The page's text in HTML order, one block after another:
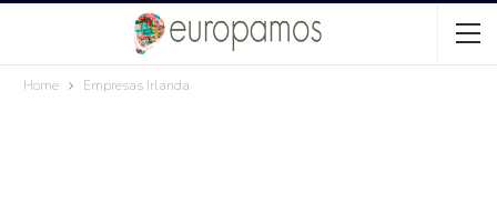
Home Empresas Irlanda